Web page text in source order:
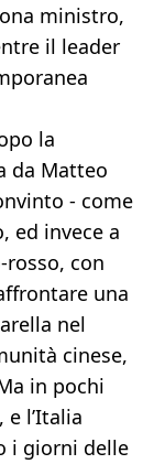
ministro,
il leader
la
da Matteo
- come
ed invece a
con
una
nel
cinese,
in pochi
l’Italia
i giorni delle